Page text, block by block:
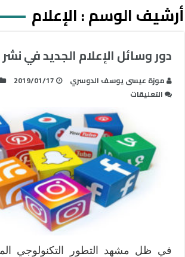
أرشيف الوسم :الإعلام
دور وسائل الإعلام الجديد في
موزة عيسى يوسف الدوسري 2019/01/17
التعليقات
وسائل
الإعلام
الجديد
في
نشر
ثقافة
الحوار
في ظل مشهد التطور التكنولوجي